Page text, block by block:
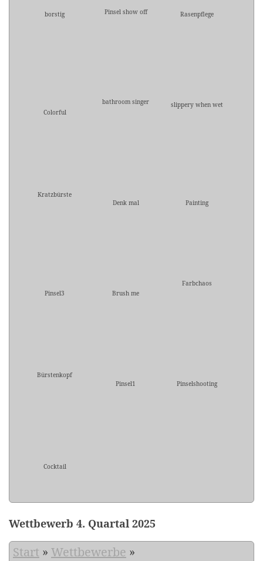
borstig Pinsel show off Rasenpflege
Colorful
bathroom singer slippery when wet
Kratzbürste
Denk mal
Painting
Pinsel3 Brush me
Farbchaos
Bürstenkopf
Pinsel1
Pinselshooting
Cocktail
Wettbewerb 4. Quartal 2025
Start » Wettbewerbe »